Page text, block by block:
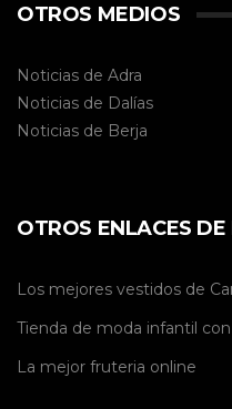
OTROS MEDIOS
Noticias de Adra
Noticias de Dalías
Noticias de Berja
OTROS ENLACES DE
Los mejores vestidos de
Tienda de moda infantil
La mejor fruteria online